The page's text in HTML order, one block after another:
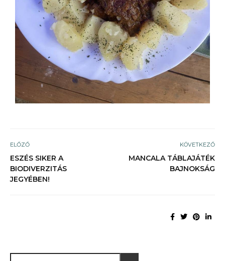
ELŐZŐ
ESZÉS SIKER A
BIODIVERZITÁS
JEGYÉBEN!
KÖVETKEZŐ
MANCALA TÁBLAJÁTÉK
BAJNOKSÁG